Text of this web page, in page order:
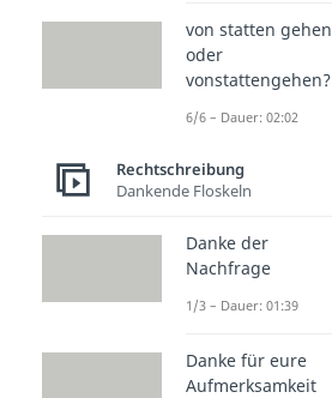
von statten gehen
oder
vonstattengehen?
6/6 – Dauer: 02:02
Rechtschreibung
Dankende Floskeln
Danke der
Nachfrage
1/3 – Dauer: 01:39
Danke für eure
Aufmerksamkeit